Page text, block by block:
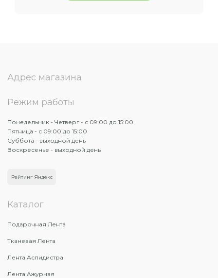
Адрес магазина
Режим работы
Понедельник - Четверг - с 09:00 до 15:00
Пятница - с 09:00 до 15:00
Суббота - выходной день
Воскресенье - выходной день
Рейтинг Яндекс
Каталог
Подарочная Лента
Тканевая Лента
Лента Аспидистра
Лента Ажурная